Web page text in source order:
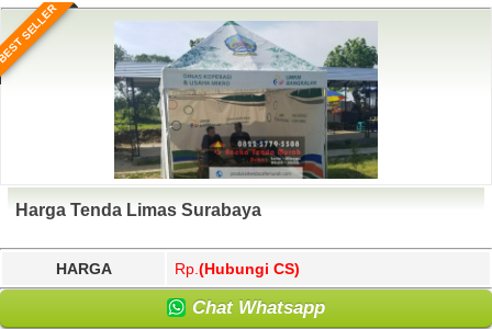
SELLER
Harga Tenda Limas Surabaya
HARGA Rp. (Hubungi CS)
Chat Whatsapp